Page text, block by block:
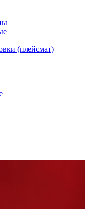
(плейсмат)